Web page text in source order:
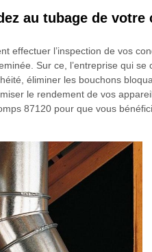
au tubage de
effectuer l’inspection de vos
Sur ce, l’entreprise qui
éliminer les bouchons
le rendement de vos
87120 pour que vous